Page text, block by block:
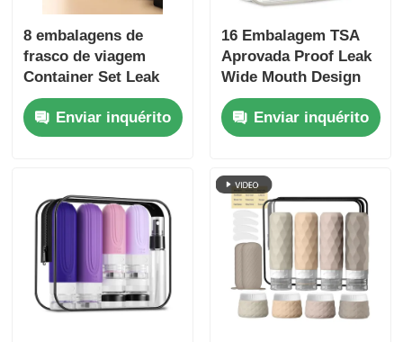
8 embalagens de
frasco de viagem
Container Set Leak
Proof 90 ml frasco de
silicone + 30 ml
frascos de silicone
Enviar inquérito
16 Embalagem TSA
Aprovada Proof Leak
Wide Mouth Design
Botão de Viagem de
Silicona Conjunto
com recipientes de
Enviar inquérito